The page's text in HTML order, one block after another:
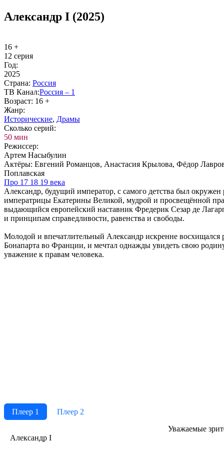
Александр I (2025)
16 +
12 серия
Год:
2025
Стра­на: Рос­сия
ТВ Ка­нал:Рос­сия – 1
Воз­раст: 16 +
Жанр:
Ис­то­ри­че­ские, Дра­мы
Сколь­ко се­рий:
50 мин
Ре­жис­сер:
Артем Насыбулин
Ак­тё­ры: Евгений Романцов, Анастасия Крылова, Фёдор
Поплавская
Про 17 18 19 ве­ка
Александр, будущий император, с самого детства был
императрицы Екатерины Великой, мудрой и просвещённой
выдающийся европейский наставник Фредерик Сезар де
и принципам справедливости, равенства и свободы.
Молодой и впечатлительный Александр искренне
Бонапарта во Франции, и мечтал однажды увидеть свою
уважение к правам человека.
Плеер 1
Плеер 2
Ува­жае­мые
Александр I